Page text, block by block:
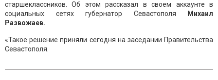
старшеклассников. Об этом рассказал в своем аккаунте в
социальных сетях губернатор Севастополя
Михаил
Развожаев.
«Такое решение приняли сегодня на заседании Правительства
Севастополя.